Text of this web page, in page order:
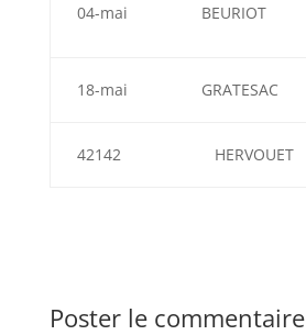
04-mai BEURIOT
18-mai GRATESAC
42142 HERVOUET
Poster le commentaire